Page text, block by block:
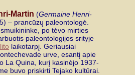
Martin (Germaine Henri-
– prancūzų paleontologė.
po tėvo mirties
paleontologijos srityje
laikotarpį. Geriausiai
urve, esantį apie
La Quina, kurį kasinėjo 1937-
buvo priskirti Tejako kultūrai.